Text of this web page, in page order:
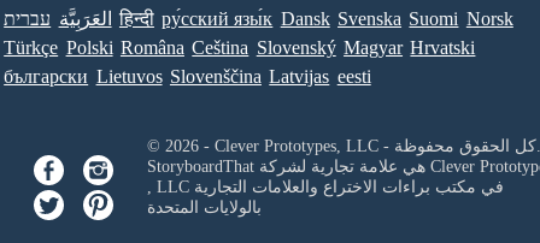
עברית العَرَبِيَّة हिन्दी ру́сский язы́к Dansk Svenska Suomi Norsk
Türkçe Polski Româna Ceština Slovenský Magyar Hrvatski
български Lietuvos Slovenščina Latvijas eesti
© 2026 - Clever Prototypes, LLC - كل الحقوق محفوظة.
StoryboardThat هي علامة تجارية لشركة Clever
, LLCفي مكتب براءات الاختراع والعلامات التجارية
بالولايات المتحدة